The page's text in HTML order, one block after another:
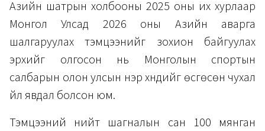
Азийн шатрын холбооны 2025 оны их хурлаар
Монгол Улсад 2026 оны Азийн аварга
шалгаруулах тэмцээнийг зохион байгуулах
эрхийг олгосон нь Монголын спортын
салбарын олон улсын нэр хүндийг өсгөсөн чухал
үйл явдал болсон юм.
Тэмцээний нийт шагналын сан 100 мянган